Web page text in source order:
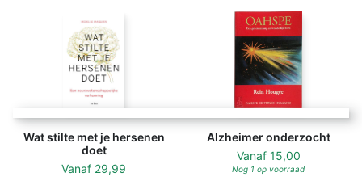
Wat stilte met je hersenen
doet
Vanaf 29,99
Alzheimer onderzocht
Vanaf 15,00
Nog 1 op voorraad